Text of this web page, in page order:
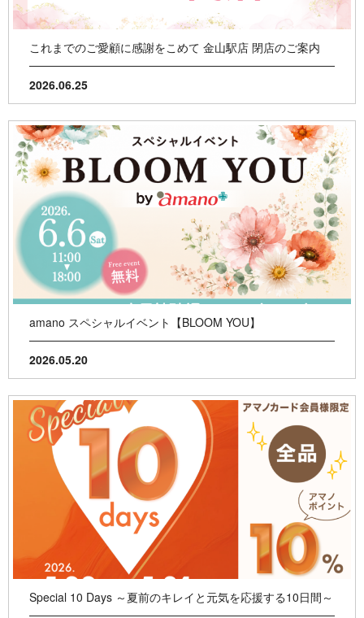
これまでのご愛顧に感謝をこめて 金山駅店 閉店のご案内
2026.06.25
amano スペシャルイベント【BLOOM YOU】
2026.05.20
Special 10 Days ～夏前のキレイと元気を応援する10日間～